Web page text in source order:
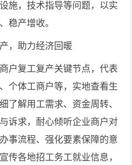
施，技术指导等问题，以实
稳产增收。
助力经济回暖
复工复产关键节点，代表
个体工商户等，实地查看生
了解用工需求、资金周转、
诉求，耐心倾听企业商户对
事流程、强化要素保障的意
传各地招工务工就业信息，